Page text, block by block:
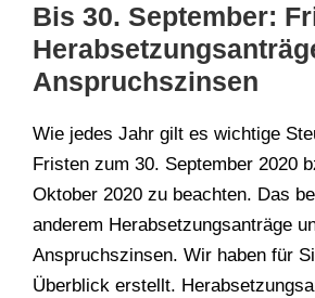
Bis 30. September:
Anspruchszinsen
Wie jedes Jahr gilt es wichtige
Fristen zum 30. September 2020
Oktober 2020 zu beachten. Das
anderem Herabsetzungsanträge
Anspruchszinsen. Wir haben für
Überblick erstellt.